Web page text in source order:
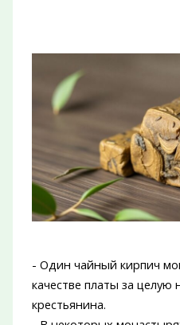
- Один чайный кирпич
качестве платы за
крестьянина.